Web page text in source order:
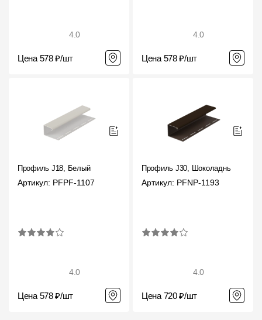
4.0
Цена 578 ₽/шт
4.0
Цена 578 ₽/шт
Профиль J18, Белый
Артикул: PFPF-1107
4.0
Цена 578 ₽/шт
Профиль J30, Шоколадный
Артикул: PFNP-1193
4.0
Цена 720 ₽/шт